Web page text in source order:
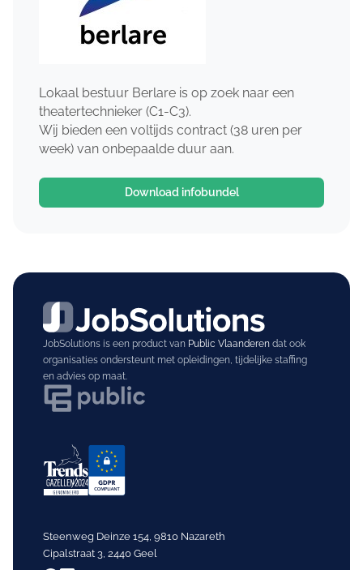
Lokaal bestuur Berlare is op zoek naar een
theatertechnieker (C1-C3).
Wij bieden een voltijds contract (38 uren per
week) van onbepaalde duur aan.
Download infobundel
JobSolutions is een product van Public Vlaanderendat ook
organisaties ondersteunt met opleidingen, tijdelijke staffing
en advies op maat.
Steenweg Deinze 154, 9810 Nazareth
Cipalstraat 3, 2440 Geel